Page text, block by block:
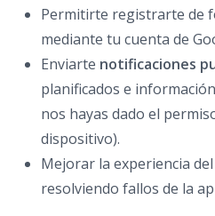
Permitirte registrarte de
mediante tu cuenta de
Enviarte notificaciones
planificados e
nos hayas dado el
dispositivo).
Mejorar la experiencia
resolviendo fallos de la